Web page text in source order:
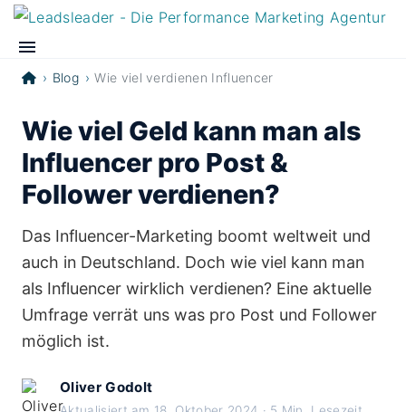
Blog Wie viel verdienen Influencer
Wie viel Geld kann man als
Influencer pro Post &
Follower verdienen?
Das Influencer-Marketing boomt weltweit und
auch in Deutschland. Doch wie viel kann man
als Influencer wirklich verdienen? Eine aktuelle
Umfrage verrät uns was pro Post und Follower
möglich ist.
Oliver Godolt